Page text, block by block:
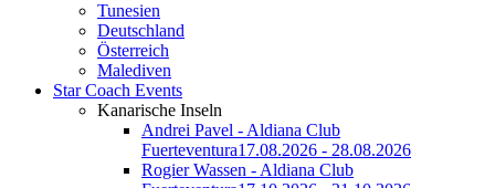
Tunesien
Deutschland
Österreich
Malediven
Star Coach Events
Kanarische Inseln
Andrei Pavel - Aldiana Club
Fuerteventura17.08.2026 - 28.08.2026
Rogier Wassen - Aldiana Club